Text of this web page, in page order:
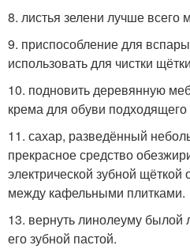
8. листья зелени лучше всего
9. приспособление для
использовать для чистки
10. подновить деревянную
крема для обуви подходящего
11. сахар, разведённый
прекрасное средство
электрической зубной
между кафельными плитками.
13. вернуть линолеуму былой
его зубной пастой.